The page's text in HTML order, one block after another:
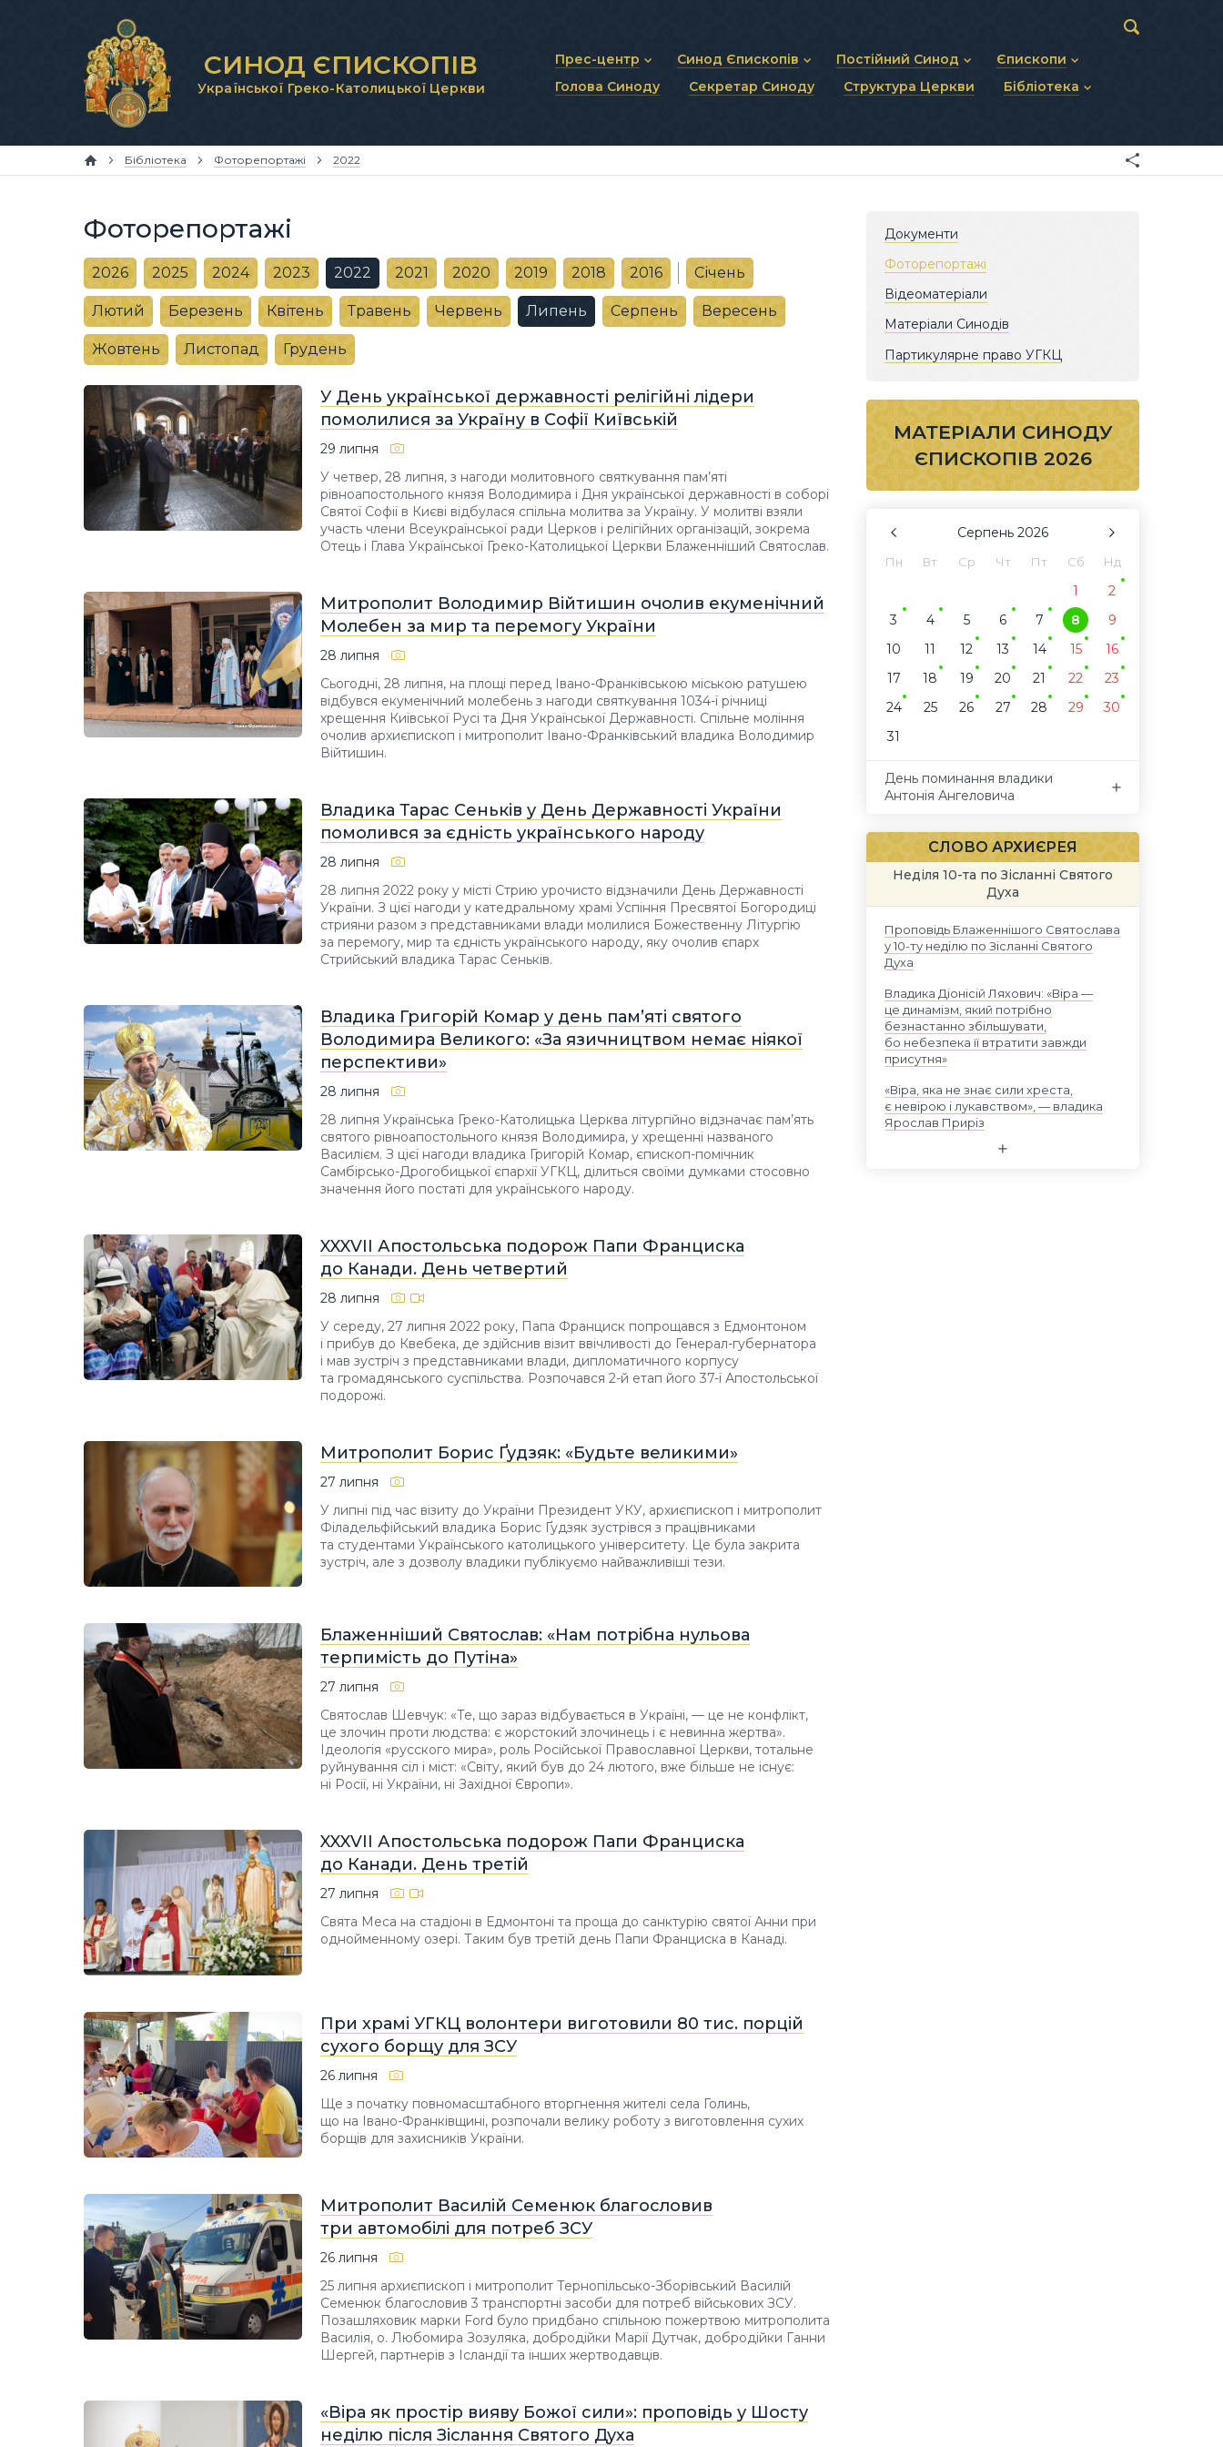
СИНОД ЄПИСКОПІВ
Української Греко-Католицької Церкви
Прес-центр
Новини та анонси
Синод Єпископів
Статут Синоду Єпископів
Синодальні органи
Постійний Синод
Статут Постійного Синоду
Єпископи
Діючі єпископи
Голова Синоду Секретар Синоду Структура Церкви Бібліотека
Матеріали Синодів
Бібліотека Фоторепортажі 2022
Фоторепортажі
2026 2025 2024 2023 2022 2021 2020 2019 2018 2016 Січень
Лютий Березень Квітень Травень Червень Липень Серпень Вересень
Жовтень Листопад Грудень
У День української державності релігійні лідери
помолилися за Україну в Софії Київській
29 липня
У четвер, 28 липня, з нагоди молитовного святкування пам’яті
рівноапостольного князя Володимира і Дня української державності в соборі
Святої Софії в Києві відбулася спільна молитва за Україну. У молитві взяли
участь члени Всеукраїнської ради Церков і релігійних організацій, зокрема
Отець і Глава Української Греко-Католицької Церкви Блаженніший Святослав.
Митрополит Володимир Війтишин очолив екуменічний
Молебен за мир та перемогу України
28 липня
Сьогодні, 28 липня, на площі перед Івано-Франківською міською ратушею
відбувся екуменічний молебень з нагоди святкування 1034-ї річниці
хрещення Київської Русі та Дня Української Державності. Спільне моління
очолив архиєпископ і митрополит Івано-Франківський владика Володимир
Війтишин.
Владика Тарас Сеньків у День Державності України
помолився за єдність українського народу
28 липня
28 липня 2022 року у місті Стрию урочисто відзначили День Державності
України. З цієї нагоди у катедральному храмі Успіння Пресвятої Богородиці
стрияни разом з представниками влади молилися Божественну Літургію
за перемогу, мир та єдність українського народу, яку очолив єпарх
Стрийський владика Тарас Сеньків.
Владика Григорій Комар у день пам’яті святого
Володимира Великого: «За язичництвом немає ніякої
перспективи»
28 липня
28 липня Українська Греко-Католицька Церква літургійно відзначає пам’ять
святого рівноапостольного князя Володимира, у хрещенні названого
Василієм. З цієї нагоди владика Григорій Комар, єпископ-помічник
Самбірсько-Дрогобицької єпархії УГКЦ, ділиться своїми думками стосовно
значення його постаті для українського народу.
XXXVII Апостольська подорож Папи Франциска
до Канади. День четвертий
28 липня
У середу, 27 липня 2022 року, Папа Франциск попрощався з Едмонтоном
і прибув до Квебека, де здійснив візит ввічливості до Генерал-губернатора
і мав зустріч з представниками влади, дипломатичного корпусу
та громадянського суспільства. Розпочався 2-й етап його 37-ї Апостольської
подорожі.
Митрополит Борис Ґудзяк: «Будьте великими»
27 липня
У липні під час візиту до України Президент УКУ, архиєпископ і митрополит
Філадельфійський владика Борис Ґудзяк зустрівся з працівниками
та студентами Українського католицького університету. Це була закрита
зустріч, але з дозволу владики публікуємо найважливіші тези.
Блаженніший Святослав: «Нам потрібна нульова
терпимість до Путіна»
27 липня
Святослав Шевчук: «Те, що зараз відбувається в Україні, — це не конфлікт,
це злочин проти людства: є жорстокий злочинець і є невинна жертва».
Ідеологія «русского мира», роль Російської Православної Церкви, тотальне
руйнування сіл і міст: «Світу, який був до 24 лютого, вже більше не існує:
ні Росії, ні України, ні Західної Європи».
XXXVII Апостольська подорож Папи Франциска
до Канади. День третій
27 липня
Свята Меса на стадіоні в Едмонтоні та проща до санктурію святої Анни при
однойменному озері. Таким був третій день Папи Франциска в Канаді.
При храмі УГКЦ волонтери виготовили 80 тис. порцій
сухого борщу для ЗСУ
26 липня
Ще з початку повномасштабного вторгнення жителі села Голинь,
що на Івано-Франківщині, розпочали велику роботу з виготовлення сухих
борщів для захисників України.
Митрополит Василій Семенюк благословив
три автомобілі для потреб ЗСУ
26 липня
25 липня архиєпископ і митрополит Тернопільсько-Зборівський Василій
Семенюк благословив 3 транспортні засоби для потреб військових ЗСУ.
Позашляховик марки Ford було придбано спільною пожертвою митрополита
Василія, о. Любомира Зозуляка, добродійки Марії Дутчак, добродійки Ганни
Шергей, партнерів з Ісландії та інших жертводавців.
«Віра як простір вияву Божої сили»: проповідь у Шосту
неділю після Зіслання Святого Духа
Документи
Фоторепортажі
Відеоматеріали
Матеріали Синодів
Партикулярне право УГКЦ
МАТЕРІАЛИ СИНОДУ
ЄПИСКОПІВ 2026
Серпень 2026
Пн Вт Ср Чт Пт Сб Нд
1
2
3
4 5 6 7 8
9
10
11 12 13 14 15
16
17
18 19 20 21 22
23
24
25 26 27 28 29
30
31
День поминання владики
Антонія Ангеловича
СЛОВО АРХИЄРЕЯ
Неділя 10-та по Зісланні Святого
Духа
Проповідь Блаженнішого Святослава
у 10-ту неділю по Зісланні Святого
Духа
Владика Діонісій Ляхович: «Віра —
це динамізм, який потрібно
безнастанно збільшувати,
бо небезпека її втратити завжди
присутня»
«Віра, яка не знає сили хреста,
є невірою і лукавством», — владика
Ярослав Приріз